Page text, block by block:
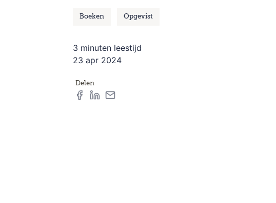
Boeken Opgevist
3 minuten leestijd
23 apr 2024
Delen